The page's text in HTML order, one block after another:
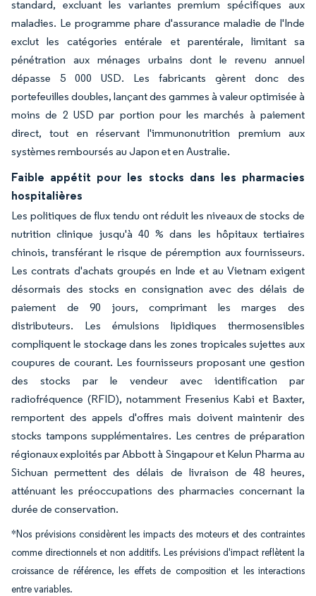
standard, excluant les variantes premium spécifiques aux
maladies. Le programme phare d'assurance maladie de l'Inde
exclut les catégories entérale et parentérale, limitant sa
pénétration aux ménages urbains dont le revenu annuel
dépasse 5 000 USD. Les fabricants gèrent donc des
portefeuilles doubles, lançant des gammes à valeur optimisée à
moins de 2 USD par portion pour les marchés à paiement
direct, tout en réservant l'immunonutrition premium aux
systèmes remboursés au Japon et en Australie.
Faible appétit pour les stocks dans les pharmacies
hospitalières
Les politiques de flux tendu ont réduit les niveaux de stocks de
nutrition clinique jusqu'à 40 % dans les hôpitaux tertiaires
chinois, transférant le risque de péremption aux fournisseurs.
Les contrats d'achats groupés en Inde et au Vietnam exigent
désormais des stocks en consignation avec des délais de
paiement de 90 jours, comprimant les marges des
distributeurs. Les émulsions lipidiques thermosensibles
compliquent le stockage dans les zones tropicales sujettes aux
coupures de courant. Les fournisseurs proposant une gestion
des stocks par le vendeur avec identification par
radiofréquence (RFID), notamment Fresenius Kabi et Baxter,
remportent des appels d'offres mais doivent maintenir des
stocks tampons supplémentaires. Les centres de préparation
régionaux exploités par Abbott à Singapour et Kelun Pharma au
Sichuan permettent des délais de livraison de 48 heures,
atténuant les préoccupations des pharmacies concernant la
durée de conservation.
*Nos prévisions considèrent les impacts des moteurs et des contraintes
comme directionnels et non additifs. Les prévisions d'impact reflètent la
croissance de référence, les effets de composition et les interactions
entre variables.